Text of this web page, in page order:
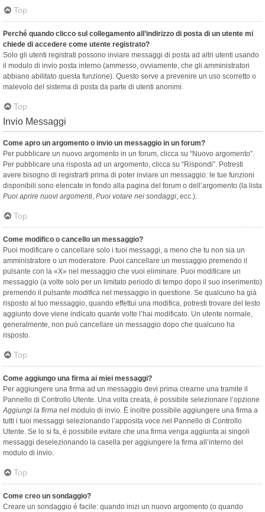
Top
Perché quando clicco sul collegamento all’indirizzo di posta di un utente mi
chiede di accedere come utente registrato?
Solo gli utenti registrati possono inviare messaggi di posta ad altri utenti usando
il modulo di invio posta interno (ammesso, ovviamente, che gli amministratori
abbiano abilitato questa funzione). Questo serve a prevenire un uso scorretto o
malevolo del sistema di posta da parte di utenti anonimi.
Top
Invio Messaggi
Come apro un argomento o invio un messaggio in un forum?
Per pubblicare un nuovo argomento in un forum, clicca su “Nuovo argomento”.
Per pubblicare una risposta ad un argomento, clicca su “Rispondi”. Potresti
avere bisogno di registrarti prima di poter inviare un messaggio: le tue funzioni
disponibili sono elencate in fondo alla pagina del forum o dell’argomento (la lista
Puoi aprire nuovi argomenti, Puoi votare nei sondaggi, ecc.).
Top
Come modifico o cancello un messaggio?
Puoi modificare o cancellare solo i tuoi messaggi, a meno che tu non sia un
amministratore o un moderatore. Puoi cancellare un messaggio premendo il
pulsante con la «X» nel messaggio che vuoi eliminare. Puoi modificare un
messaggio (a volte solo per un limitato periodo di tempo dopo il suo inserimento)
premendo il pulsante modifica nel messaggio in questione. Se qualcuno ha già
risposto al tuo messaggio, quando effettui una modifica, potresti trovare del testo
aggiunto dove viene indicato quante volte l’hai modificato. Un utente normale,
generalmente, non può cancellare un messaggio dopo che qualcuno ha
risposto.
Top
Come aggiungo una firma ai miei messaggi?
Per aggiungere una firma ad un messaggio devi prima crearne una tramite il
Pannello di Controllo Utente. Una volta creata, è possibile selezionare l’opzione
Aggiungi la firma nel modulo di invio. È inoltre possibile aggiungere una firma a
tutti i tuoi messaggi selezionando l’apposita voce nel Pannello di Controllo
Utente. Se lo si fa, è possibile evitare che una firma venga aggiunta ai singoli
messaggi deselezionando la casella per aggiungere la firma all’interno del
modulo di invio.
Top
Come creo un sondaggio?
Creare un sondaggio è facile: quando inizi un nuovo argomento (o quando